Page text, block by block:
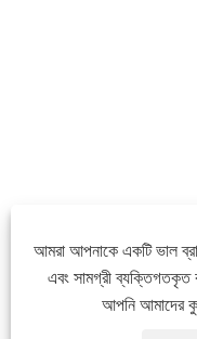
আমরা আপনাকে একটি ভাল
এবং সামগ্রী ব্যক্তিগতকৃত
আপনি আমাদের